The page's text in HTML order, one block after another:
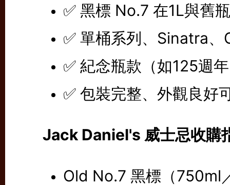
✅ 黑標 No.7 在1L與舊
✅ 單桶系列、Sinatra
✅ 紀念瓶款（如125週
✅ 包裝完整、外觀良好
Jack Daniel's 威士忌收購
Old No.7 黑標（750ml